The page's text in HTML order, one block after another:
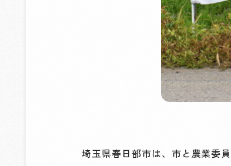
埼玉県春日部市は、市と農業委